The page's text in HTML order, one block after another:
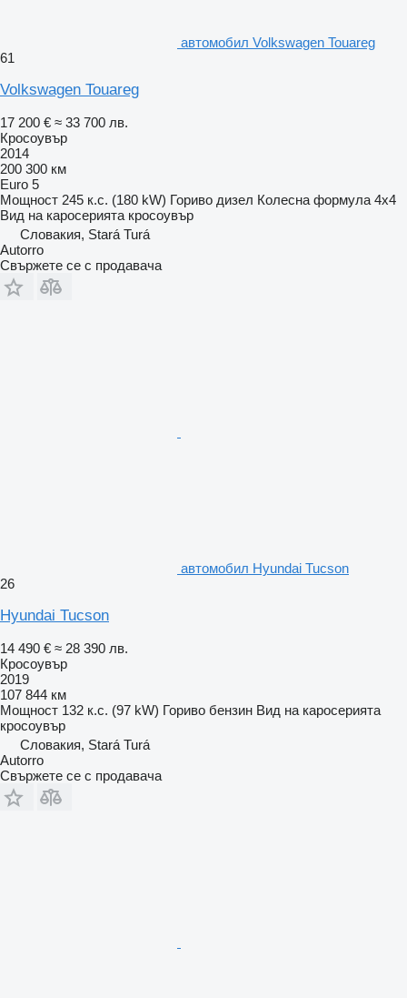
автомобил Volkswagen Touareg
61
Volkswagen Touareg
17 200 € ≈ 33 700 лв.
Кросоувър
2014
200 300 км
Euro 5
Мощност 245 к.с. (180 kW) Гориво дизел Колесна формула 4x4
Вид на каросерията кросоувър
Словакия, Stará Turá
Autorro
Свържете се с продавача
автомобил Hyundai Tucson
26
Hyundai Tucson
14 490 € ≈ 28 390 лв.
Кросоувър
2019
107 844 км
Мощност 132 к.с. (97 kW) Гориво бензин Вид на каросерията
кросоувър
Словакия, Stará Turá
Autorro
Свържете се с продавача